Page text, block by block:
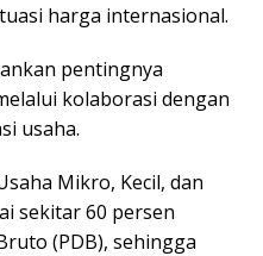
harga internasional.
pentingnya
kolaborasi dengan
usaha.
Mikro, Kecil, dan
sekitar 60 persen
(PDB), sehingga